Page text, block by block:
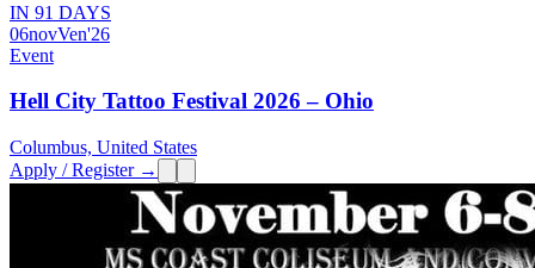
IN 91 DAYS
06novVen'26
Event
Hell City Tattoo Festival 2026 – Ohio
Columbus, United States
Apply / Register →